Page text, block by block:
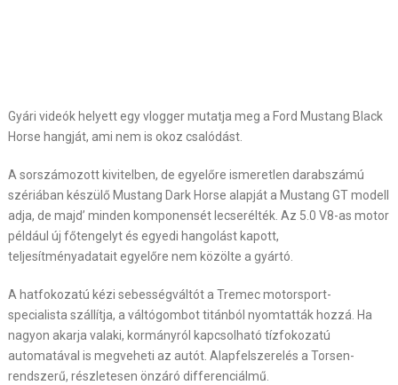
Gyári videók helyett egy vlogger mutatja meg a Ford Mustang Black
Horse hangját, ami nem is okoz csalódást.
A sorszámozott kivitelben, de egyelőre ismeretlen darabszámú
szériában készülő Mustang Dark Horse alapját a Mustang GT modell
adja, de majd’ minden komponensét lecserélték. Az 5.0 V8-as motor
például új főtengelyt és egyedi hangolást kapott,
teljesítményadatait egyelőre nem közölte a gyártó.
A hatfokozatú kézi sebességváltót a Tremec motorsport-
specialista szállítja, a váltógombot titánból nyomtatták hozzá. Ha
nagyon akarja valaki, kormányról kapcsolható tízfokozatú
automatával is megveheti az autót. Alapfelszerelés a Torsen-
rendszerű, részletesen önzáró differenciálmű.